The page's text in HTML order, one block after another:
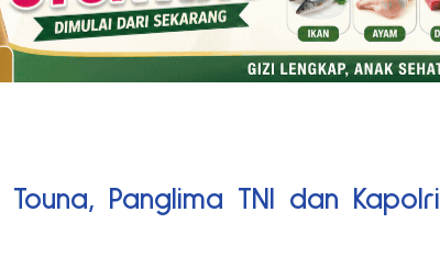
Panglima TNI dan Kapolri